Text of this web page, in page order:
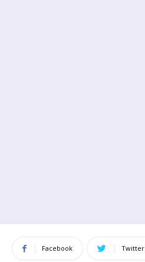
Facebook Twitter